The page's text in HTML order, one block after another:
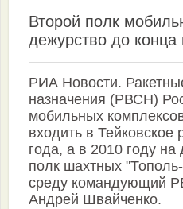
Второй полк
дежурство до конца
РИА Новости.
назначения (РВСН)
мобильных
входить в Тейковское
года, а в 2010 году на
полк шахтных
среду командующий
Андрей Швайченко.